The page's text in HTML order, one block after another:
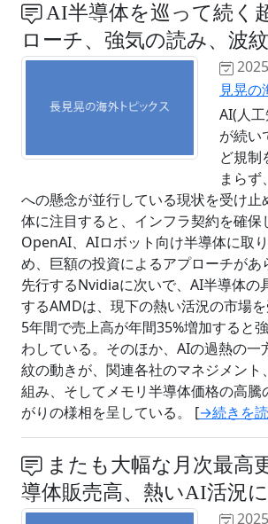
AI半導体を巡って続く
ローチ、強気の読み、波
見晃の
AI(人
が続い
ど規制
まらず
への懸念が並行している現状を受け止
体に注目すると、インフラ契約を確保
OpenAI、AIロボット向け半導体に取
め、巨額の投資によるアプローチがあ
先行するNvidiaに次いで、AI半導体の
するAMDは、現下の熱い活況の市場
5年間で売上高が年間35%増加すると
わしている。そのほか、AIの過熱の一
紋の動きが、関連各社のマネジメント
組み、そしてメモリ半導体価格の高騰
がりの様相を呈している。 [→続きを
またも大幅な月次最高
導体販売高、熱いAI活況